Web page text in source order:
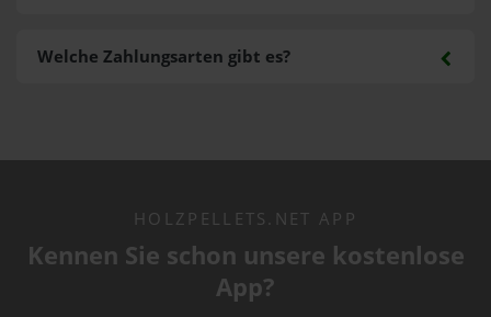
Welche Zahlungsarten gibt es?
HOLZPELLETS.NET APP
Kennen Sie schon unsere kostenlose
App?